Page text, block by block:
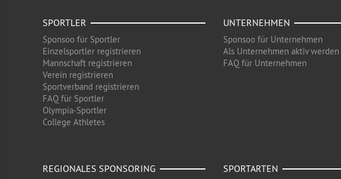
SPORTLER
Sponsoo für Sportler
Einzelsportler registrieren
Mannschaft registrieren
Verein registrieren
Sportverband registrieren
FAQ für Sportler
Olympia-Sportler
College Athletes
UNTERNEHMEN
Sponsoo für Unternehmen
Als Unternehmen aktiv werden
FAQ für Unternehmen
REGIONALES SPONSORING SPORTARTEN